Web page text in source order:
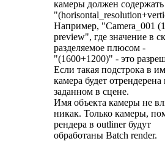
камеры должен
Например, "Camera_001
preview", где значение в
разделяемое плюсом -
"(1600+1200)" - это
Если такая подстрока в
камера будет
заданном в сцене.
Имя объекта камеры не
никак. Только камеры,
рендера в outliner будут
обработаны Batch render.